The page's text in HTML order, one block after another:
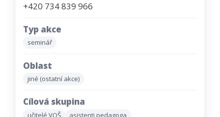
+420 734 839 966
Typ akce
seminář
Oblast
jiné (ostatní akce)
Cílová skupina
učitelé VOŠ
asistenti pedagoga